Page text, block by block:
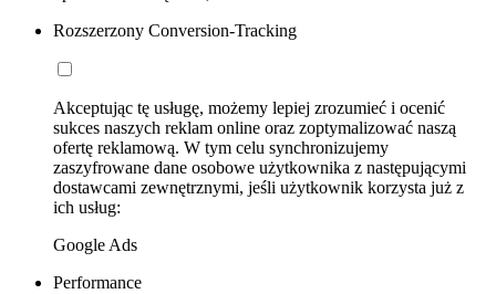
Rozszerzony Conversion-Tracking
Akceptując tę usługę, możemy lepiej zrozumieć i ocenić
sukces naszych reklam online oraz zoptymalizować naszą
ofertę reklamową. W tym celu synchronizujemy
zaszyfrowane dane osobowe użytkownika z następującymi
dostawcami zewnętrznymi, jeśli użytkownik korzysta już z
ich usług:
Google Ads
Performance